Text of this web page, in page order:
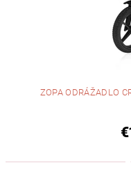
ZOPA ODRÁŽADLO